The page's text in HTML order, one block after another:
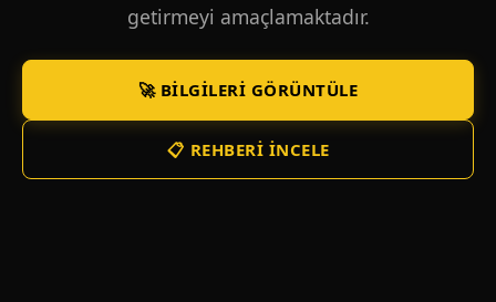
getirmeyi amaçlamaktadır.
🚀 BILGILERI GÖRÜNTÜLE
📋 REHBERI İNCELE